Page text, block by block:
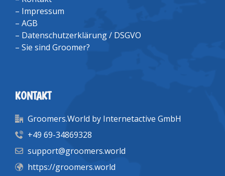
– Impressum
– AGB
– Datenschutzerklärung / DSGVO
– Sie sind Groomer?
KONTAKT
Groomers.World by Internetactive GmbH
+49 69-34869328
support@groomers.world
https://groomers.world